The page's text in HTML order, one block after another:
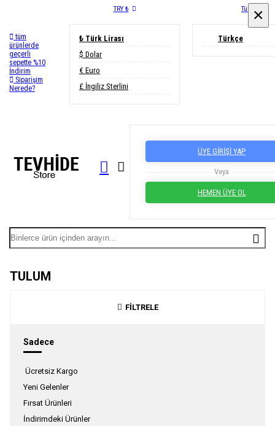
tüm
ürünlerde
geçerli
sepette %10
İndirim
Siparişim
Nerede?
TRY ₺
₺ Türk Lirası
$ Dolar
€ Euro
£ İngiliz Sterlini
Türkçe
Türkçe
ÜYE GİRİŞİ YAP
Veya
HEMEN ÜYE OL
TULUM
FİLTRELE
Sadece
Ücretsiz Kargo
Yeni Gelenler
Fırsat Ürünleri
İndirimdeki Ürünler
×
×